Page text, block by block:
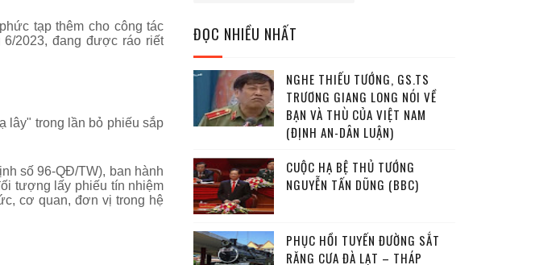
tạp thêm cho công tác
2023, đang được ráo riết
lây" trong lần bỏ phiếu sắp
số 96-QĐ/TW), ban hành
tượng lấy phiếu tín nhiệm
cơ quan, đơn vị trong hệ
ĐỌC NHIỀU NHẤT
NGHE THIẾU TƯỚNG, GS.TS
TRƯƠNG GIANG LONG NÓI VỀ
BẠN VÀ THÙ CỦA VIỆT NAM
(ĐỊNH AN-DÂN LUẬN)
CUỘC HẠ BỆ THỦ TƯỚNG
NGUYỄN TẤN DŨNG (BBC)
PHỤC HỒI TUYẾN ĐƯỜNG SẮT
RĂNG CƯA ĐÀ LẠT – THÁP